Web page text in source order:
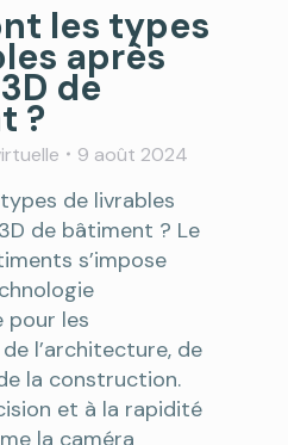
les types
après
de
?
9 août 2024
de livrables
de bâtiment ? Le
s’impose
pour les
l’architecture, de
la construction.
et à la rapidité
la caméra